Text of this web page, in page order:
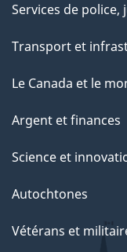
Services de
Transport et
Le Canada et le
Argent et finances
Science et
Autochtones
Vétérans et